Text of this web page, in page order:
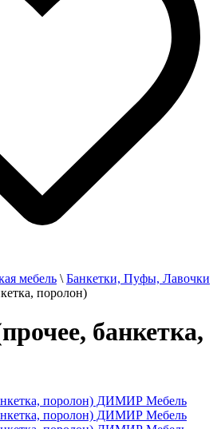
мебель \ Банкетки, Пуфы, Лавочки
поролон)
банкетка,